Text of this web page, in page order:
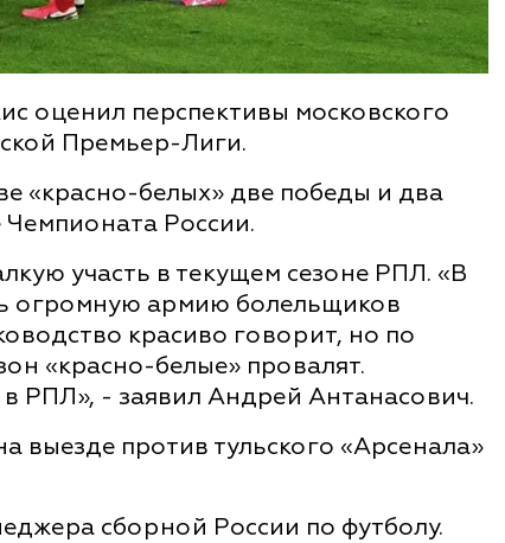
оценил перспективы московского
Премьер-Лиги.
«красно-белых» две победы и два
Чемпионата России.
участь в текущем сезоне РПЛ. «В
огромную армию болельщиков
красиво говорит, но по
«красно-белые» провалят.
в РПЛ», - заявил Андрей Антанасович.
выезде против тульского «Арсенала»
сборной России по футболу.